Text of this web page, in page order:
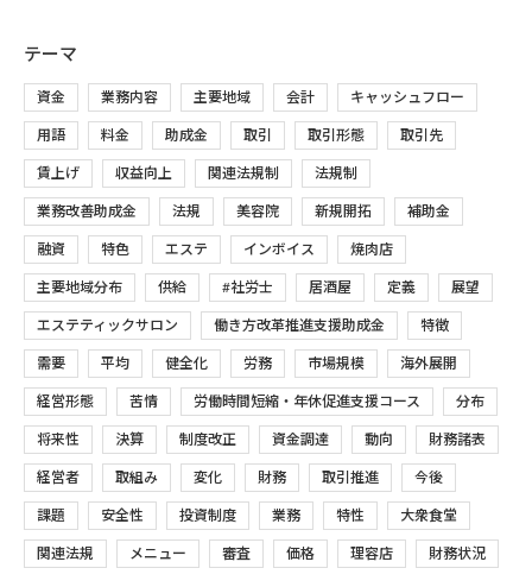
テーマ
資金 業務内容 主要地域 会計 キャッシュフロー
用語 料金 助成金 取引 取引形態 取引先
賃上げ 収益向上 関連法規制 法規制
業務改善助成金 法規 美容院 新規開拓 補助金
融資 特色 エステ インボイス 焼肉店
主要地域分布 供給 #社労士 居酒屋 定義 展望
エステティックサロン 働き方改革推進支援助成金 特徴
需要 平均 健全化 労務 市場規模 海外展開
経営形態 苦情 労働時間短縮・年休促進支援コース 分布
将来性 決算 制度改正 資金調達 動向 財務諸表
経営者 取組み 変化 財務 取引推進 今後
課題 安全性 投資制度 業務 特性 大衆食堂
関連法規 メニュー 審査 価格 理容店 財務状況